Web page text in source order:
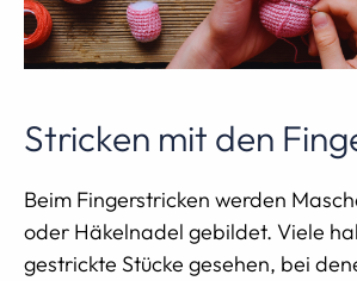
Stricken mit den
Beim Fingerstricken werden
oder Häkelnadel gebildet. Viele
gestrickte Stücke gesehen, bei